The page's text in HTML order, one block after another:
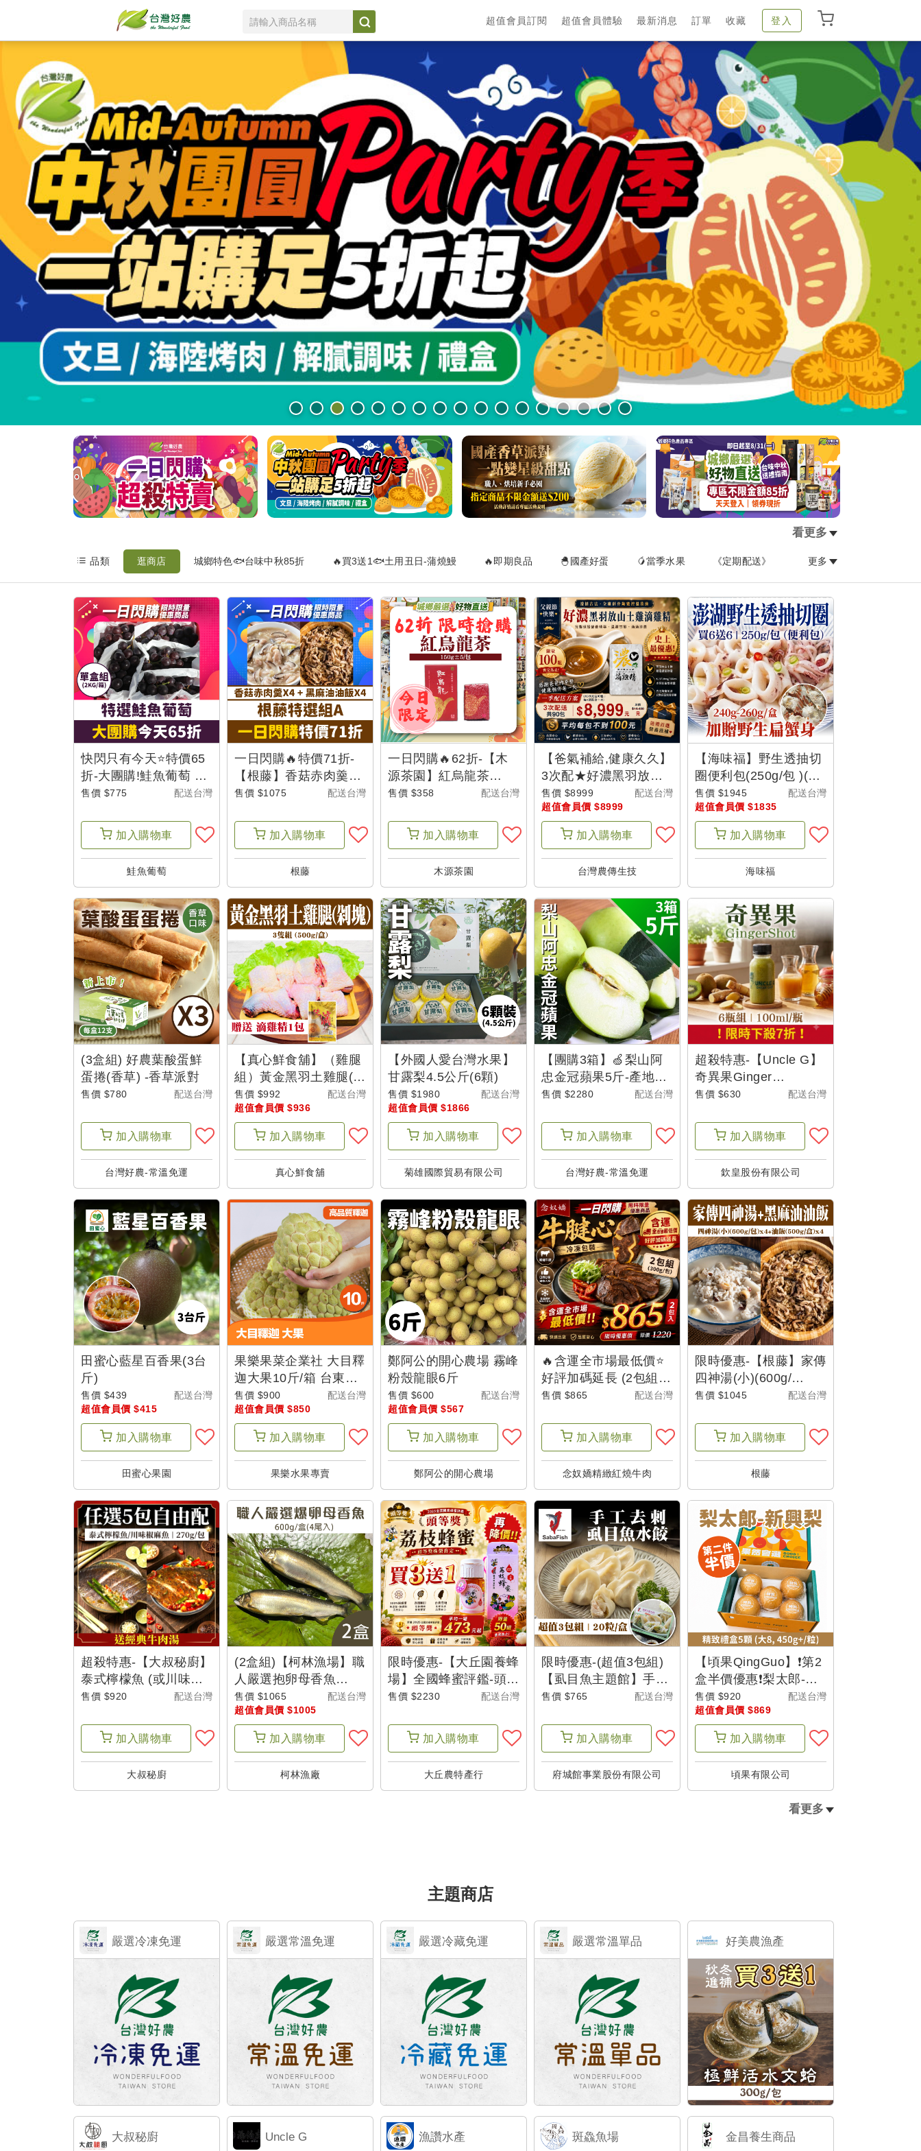
超值會員訂閱 超值會員體驗 最新消息 訂單 收藏 登入
登
入
/
冊
頁
最
我
的
看更多
品類 逛商店 城鄉特色🐟台味中秋85折 🔥買3送1🐟土用丑日-蒲燒鰻 🔥即期良品 🐣國產好蛋 🥭當季水果 《定期配送》 更多
快閃只有今天⭐特價65
折-大團購!鮭魚葡萄 特
選2KG -父是山
售價 $775 配送台灣
加入 購物車
鮭魚葡萄
一日閃購🔥特價71折-
【根藤】香菇赤肉羹
(600g/包) X4+黑麻油
售價 $1075 配送台灣
加入 購物車
根藤
一日閃購🔥62折-【木
源茶園】紅烏龍茶
(150g/包)-城鄉特色
售價 $358 配送台灣
加入 購物車
木源茶園
【爸氣補給,健康久久】
3次配★好濃黑羽放山
土雞滴雞精(30包/次)
(共3次配。總共90包) -
父是山【限量100組】
售價 $8999
超值會員價 $8999
配送台灣
加入 購物車
台灣農傳生技
【海味福】野生透抽切
圈便利包(250g/包 )(12
包組)加贈野生扁蟹身
(240g-260g)1盒
售價 $1945
超值會員價 $1835
配送台灣
加入 購物車
海味福
(3盒組) 好農葉酸蛋鮮
蛋捲(香草) -香草派對
售價 $780 配送台灣
加入 購物車
台灣好農-常溫免運
【真心鮮食舖】（雞腿
組）黃金黑羽土雞腿(剁
塊)500g *3隻+贈送滴
雞精1包
售價 $992
超值會員價 $936
配送台灣
加入 購物車
真心鮮食舖
【外國人愛台灣水果】
甘露梨4.5公斤(6顆)
售價 $1980
超值會員價 $1866
配送台灣
加入 購物車
菊雄國際貿易有限公司
【團購3箱】🍏梨山阿
忠金冠蘋果5斤-產地出
貨
售價 $2280 配送台灣
加入 購物車
台灣好農-常溫免運
超殺特惠-【Uncle G】
奇異果Ginger
Shot(100g/瓶)(6瓶組)
售價 $630 配送台灣
加入 購物車
欽皇股份有限公司
田蜜心藍星百香果(3台
斤)
售價 $439
超值會員價 $415
配送台灣
加入 購物車
田蜜心果園
果樂果菜企業社 大目釋
迦大果10斤/箱 台東味-
宜花東-父士山
售價 $900
超值會員價 $850
配送台灣
加入 購物車
果樂水果專賣
鄭阿公的開心農場 霧峰
粉殼龍眼6斤
售價 $600
超值會員價 $567
配送台灣
加入 購物車
鄭阿公的開心農場
🔥含運全市場最低價⭐
好評加碼延長 (2包組)
【念奴嬌】牛腱心冷凍
售價 $865 配送台灣
加入 購物車
念奴嬌精緻紅燒牛肉
限時優惠-【根藤】家傳
四神湯(小)(600g/
包)X4+黑麻油油飯
售價 $1045 配送台灣
加入 購物車
根藤
超殺特惠-【大叔秘廚】
泰式檸檬魚 (或川味椒
麻魚)任選 5包(270g/包
包)-盛夏輕食新選擇
售價 $920 配送台灣
加入 購物車
大叔秘廚
(2盒組)【柯林漁場】職
人嚴選抱卵母香魚
(600g/盒/4尾)
售價 $1065
超值會員價 $1005
配送台灣
加入 購物車
柯林漁廠
限時優惠-【大丘園養蜂
場】全國蜂蜜評鑑-頭等
獎荔枝蜂蜜(700g/罐)(4
售價 $2230 配送台灣
加入 購物車
大丘農特產行
限時優惠-(超值3包組)
【虱目魚主題館】手工
去刺虱目魚水餃(20粒/
售價 $765 配送台灣
加入 購物車
府城館事業股份有限公司
【頃果QingGuo】❗第2
盒半價優惠❗梨太郎-新
興梨 精致禮盒5顆 (等
級大8)-父是山
售價 $920
超值會員價 $869
配送台灣
加入 購物車
頃果有限公司
看更多
主題商店
嚴選冷凍免運 嚴選常溫免運 嚴選冷藏免運 嚴選常溫單品 好美農漁產
大叔秘廚 Uncle G 漁讚水產 斑鱻魚場 金昌養生商品